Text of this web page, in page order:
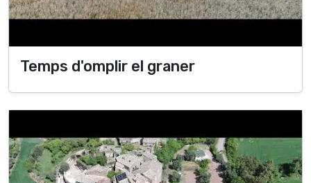
Temps d'omplir el graner